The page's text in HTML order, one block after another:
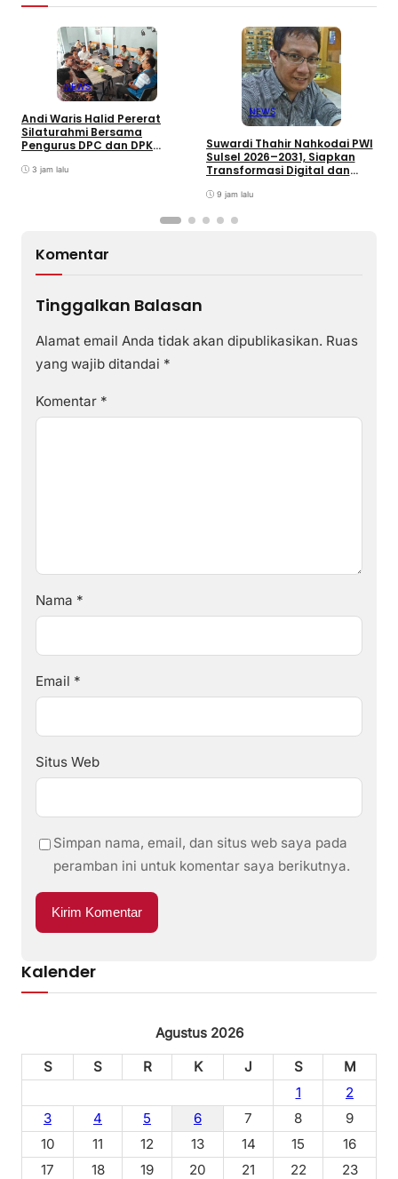
NEWS
Andi Waris Halid Pererat
Silaturahmi Bersama
Pengurus DPC dan DPK
3 jam lalu
NEWS
Suwardi Thahir Nahkodai PWI
Sulsel 2026–2031, Siapkan
Transformasi Digital dan
9 jam lalu
Komentar
Tinggalkan Balasan
Alamat email Anda tidak akan dipublikasikan. Ruas
yang wajib ditandai *
Komentar *
Nama *
Email *
Situs Web
Simpan nama, email, dan situs web saya pada
peramban ini untuk komentar saya berikutnya.
Kalender
Agustus 2026
S
S R K J S
M
1
2
3
4 5 6 7 8
9
10
11 12 13 14 15
16
17
18 19 20 21 22
23